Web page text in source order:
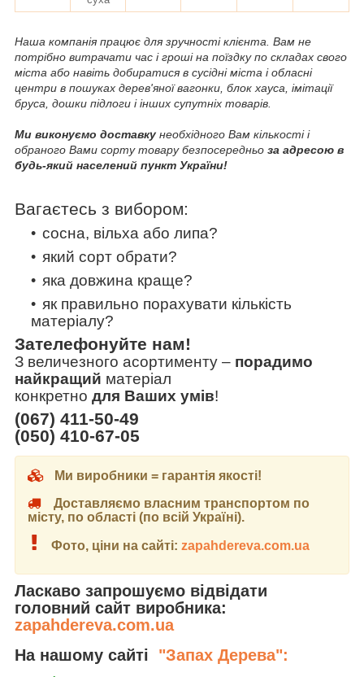
Наша компанія працює для зручності клієнта. Вам не
потрібно витрачати час і гроші на поїздку по складах свого
міста або навіть добиратися в сусідні міста і обласні
центри в пошуках дерев'яної вагонки, блок хауса, імітації
бруса, дошки підлоги і інших супутніх товарів.
Ми виконуємо доставку необхідного Вам кількості і
обраного Вами сорту товару безпосередньо за адресою в
будь-який населений пункт України!
Вагаєтесь з вибором:
сосна, вільха або липа?
який сорт обрати?
яка довжина краще?
як правильно порахувати кількість
матеріалу?
Зателефонуйте нам!
З величезного асортименту – порадимо
найкращий матеріал
конкретно для Ваших умів!
(067) 411-50-49
(050) 410-67-05
Ми виробники = гарантія якості!
Доставляємо власним транспортом по
місту, по області (по всій Україні).
Фото, ціни на сайті: zapahdereva.com.ua
Ласкаво запрошуємо відвідати
головний сайт виробника:
zapahdereva.com.ua
На нашому сайті "Запах Дерева":